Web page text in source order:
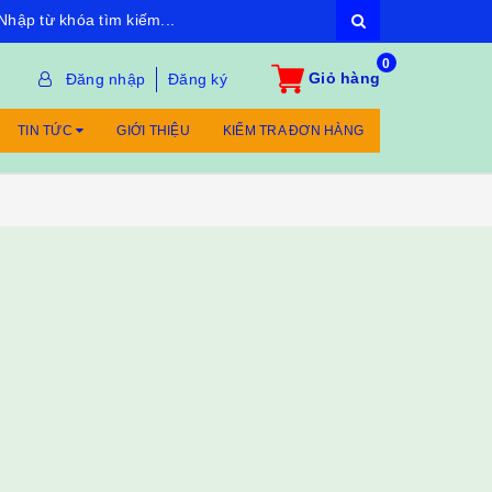
Đăng nhập Đăng ký
0
Giỏ hàng
TIN TỨC GIỚI THIỆU KIỂM TRA ĐƠN HÀNG